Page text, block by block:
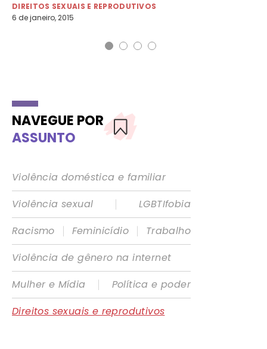
DIREITOS SEXUAIS E REPRODUTIVOS
6 de janeiro, 2015
NAVEGUE POR
ASSUNTO
Violência doméstica e familiar
Violência sexual
|
LGBTIfobia
Racismo
| Feminicídio |
Trabalho
Violência de gênero na internet
Mulher e Mídia
|
Política e poder
Direitos sexuais e reprodutivos